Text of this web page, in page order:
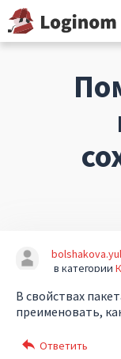
в категории
В свойствах
преименовать,